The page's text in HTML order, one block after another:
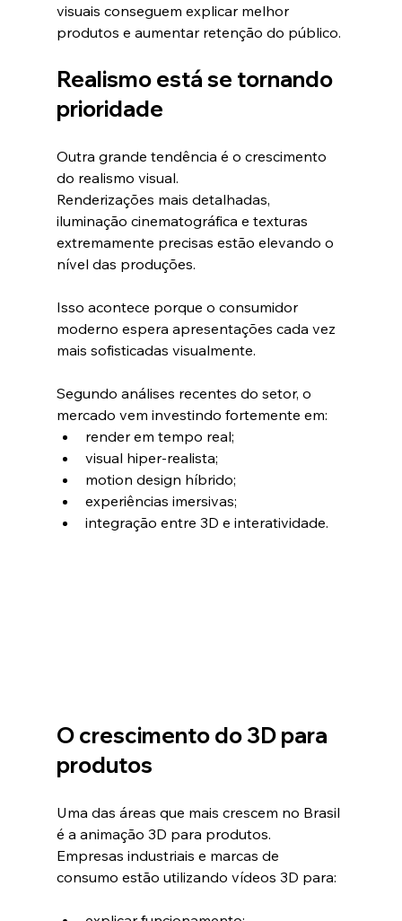
visuais conseguem explicar melhor
produtos e aumentar retenção do público.
Realismo está se tornando
prioridade
Outra grande tendência é o crescimento
do realismo visual.
Renderizações mais detalhadas,
iluminação cinematográfica e texturas
extremamente precisas estão elevando o
nível das produções.
Isso acontece porque o consumidor
moderno espera apresentações cada vez
mais sofisticadas visualmente.
Segundo análises recentes do setor, o
mercado vem investindo fortemente em:
render em tempo real;
visual hiper-realista;
motion design híbrido;
experiências imersivas;
integração entre 3D e interatividade.
O crescimento do 3D para
produtos
Uma das áreas que mais crescem no Brasil
é a animação 3D para produtos.
Empresas industriais e marcas de
consumo estão utilizando vídeos 3D para: